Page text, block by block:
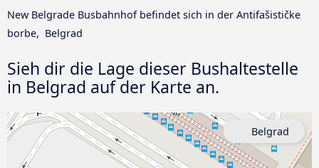
New Belgrade Busbahnhof befindet sich in der Antifašističke
borbe, Belgrad
Sieh dir die Lage dieser Bushaltestelle
in Belgrad auf der Karte an.
Belgrad